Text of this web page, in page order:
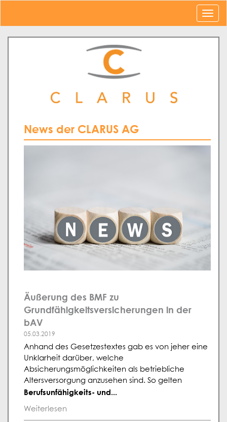
News der CLARUS AG
Äußerung des BMF zu
Grundfähigkeitsversicherungen in der
bAV
05.03.2019
Anhand des Gesetzestextes gab es von jeher eine
Unklarheit darüber, welche
Absicherungsmöglichkeiten als betriebliche
Altersversorgung anzusehen sind. So gelten
Berufsunfähigkeits- und...
Weiterlesen